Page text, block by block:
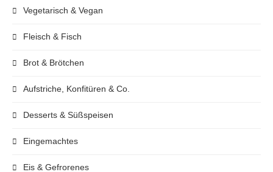
Vegetarisch & Vegan
Fleisch & Fisch
Brot & Brötchen
Aufstriche, Konfitüren & Co.
Desserts & Süßspeisen
Eingemachtes
Eis & Gefrorenes